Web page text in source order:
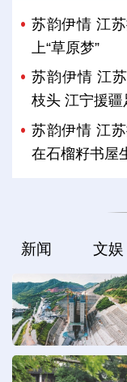
苏韵伊情 江
上“草原梦”
苏韵伊情 江
枝头 江宁援
苏韵伊情 江
在石榴籽书屋
新闻 文娱